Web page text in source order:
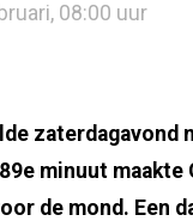
08:00 uur
zaterdagavond
minuut
de mond. Een